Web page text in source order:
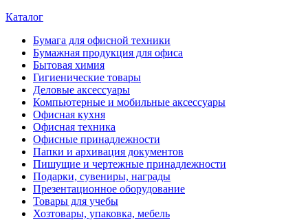
Каталог
Бумага для офисной техники
Бумажная продукция для офиса
Бытовая химия
Гигиенические товары
Деловые аксессуары
Компьютерные и мобильные аксессуары
Офисная кухня
Офисная техника
Офисные принадлежности
Папки и архивация документов
Пишущие и чертежные принадлежности
Подарки, сувениры, награды
Презентационное оборудование
Товары для учебы
Хозтовары, упаковка, мебель